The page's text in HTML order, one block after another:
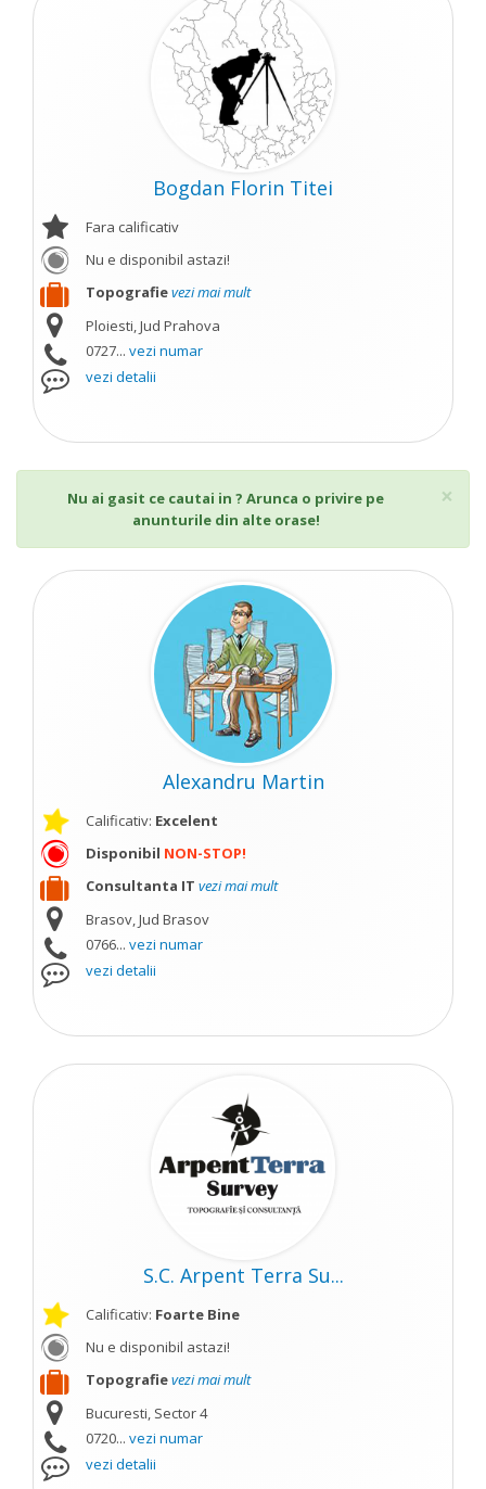
Bogdan Florin Titei
Fara calificativ
Nu e disponibil astazi!
Topografievezi mai mult
Ploiesti, Jud Prahova
0727... vezi numar
vezi detalii
×
Nu ai gasit ce cautai in ? Arunca o privire pe
anunturile din alte orase!
Alexandru Martin
Calificativ: Excelent
Disponibil NON-STOP!
Consultanta IT vezi mai mult
Brasov, Jud Brasov
0766... vezi numar
vezi detalii
S.C. Arpent Terra Su...
Calificativ: Foarte Bine
Nu e disponibil astazi!
Topografievezi mai mult
Bucuresti, Sector 4
0720... vezi numar
vezi detalii